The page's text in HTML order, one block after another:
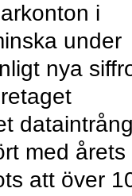
i
under
nya
med årets
att över